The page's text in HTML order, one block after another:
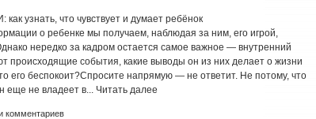
узнать, что чувствует и думает ребёнок
о ребенке мы получаем, наблюдая за ним, его игрой,
нередко за кадром остается самое важное — внутренний
происходящие события, какие выводы он из них делает о жизни
его беспокоит?Спросите напрямую — не ответит. Не потому, что
еще не владеет в... Читать далее
комментариев